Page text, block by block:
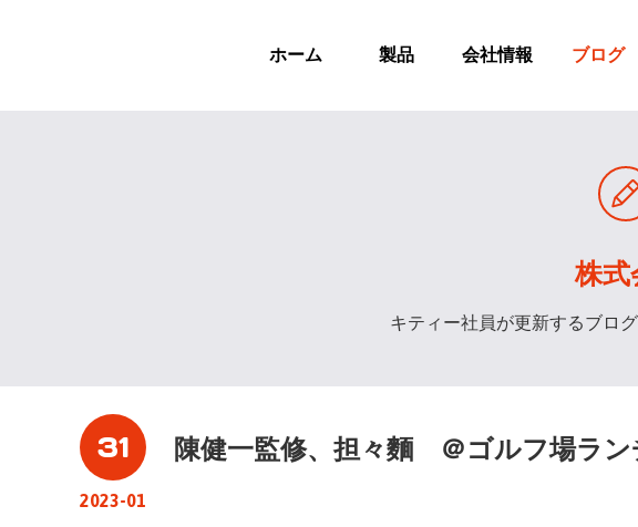
ホーム 製品 会社情報 ブログ
株式
キティー社員が更新するブロ
31
2023-01
陳健一監修、担々麵 ＠ゴルフ場ラン